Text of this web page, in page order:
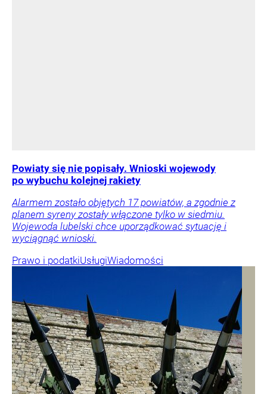
Powiaty się nie popisały. Wnioski wojewody
po wybuchu kolejnej rakiety
Alarmem zostało objętych 17 powiatów, a zgodnie z
planem syreny zostały włączone tylko w siedmiu.
Wojewoda lubelski chce uporządkować sytuację i
wyciągnąć wnioski.
Prawo i podatkiUsługiWiadomości